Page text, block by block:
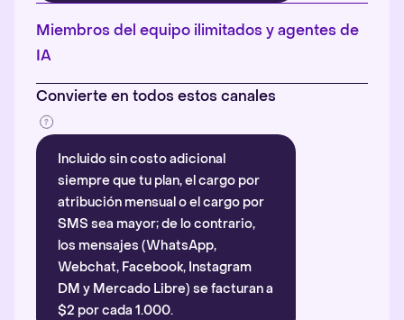
Más información
Miembros del equipo ilimitados y agentes de
IA
Convierte en todos estos canales
Incluido sin costo adicional
siempre que tu plan, el cargo por
atribución mensual o el cargo por
SMS sea mayor; de lo contrario,
los mensajes (WhatsApp,
Webchat, Facebook, Instagram
DM y Mercado Libre) se facturan a
$2 por cada 1.000.